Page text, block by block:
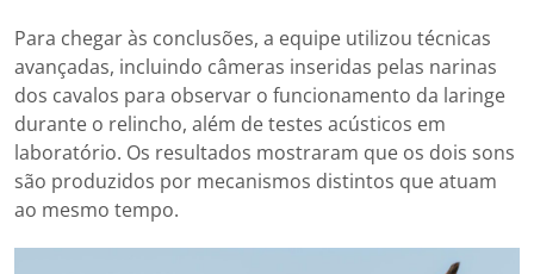
Para chegar às conclusões, a equipe utilizou técnicas
avançadas, incluindo câmeras inseridas pelas narinas
dos cavalos para observar o funcionamento da laringe
durante o relincho, além de testes acústicos em
laboratório. Os resultados mostraram que os dois sons
são produzidos por mecanismos distintos que atuam
ao mesmo tempo.